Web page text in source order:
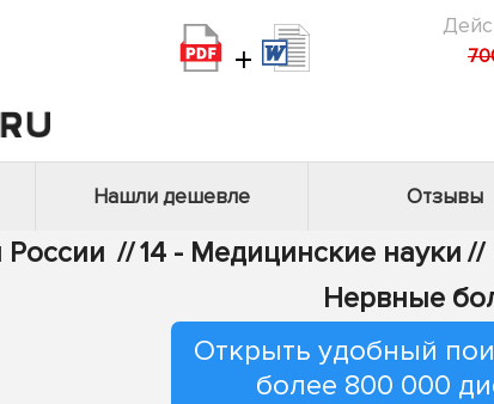
+
Нашли дешевле Отзывы
России //14 - Медицинские науки //
Нервные
Открыть удобный
более 800 000